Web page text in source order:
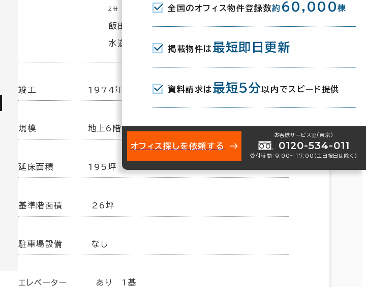
2分
飯田橋駅(JR) 東口 4分
水道橋駅(JR) 西口 7分
竣工 1974年 1月（リニューアル：2020年 9月）
規模 地上6階建
延床面積 195坪
基準階面積 26坪
駐車場設備 なし
エレベーター あり 1基
全国のオフィス物件登録数約 60,000棟
掲載物件は 最短即日更新
資料請求は 最短5分 以内でスピード提供
オフィス探しを依頼する
お客様サービス室（東京）
0120-534-011
受付時間：9:00〜17:00（土日祝日は除く）